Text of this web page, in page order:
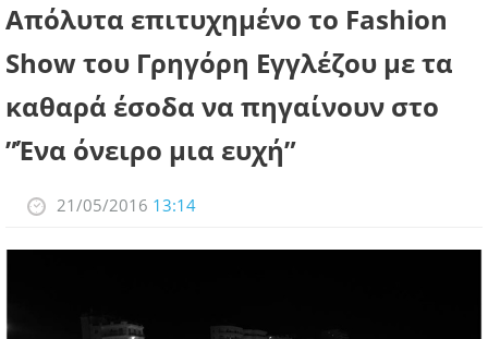
ΠΡΟΣΩΠΑ
ΛΑΡΝΑΚΑ 2030
ΣΥΝΔΕΣΜΟΙ
Απόλυτα επιτυχημένο το Fashion
Show του Γρηγόρη Εγγλέζου με τα
καθαρά έσοδα να πηγαίνουν στο
”Ένα όνειρο μια ευχή”
21/05/2016 13:14